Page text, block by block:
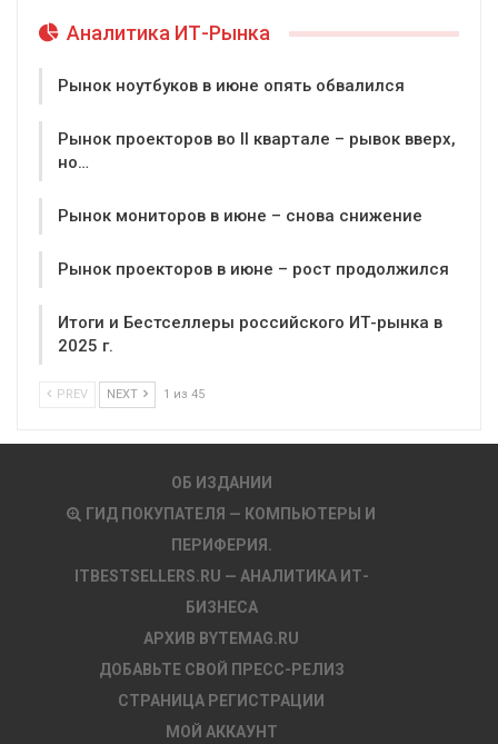
Аналитика ИТ-Рынка
Рынок ноутбуков в июне опять обвалился
Рынок проекторов во II квартале – рывок вверх,
но…
Рынок мониторов в июне – снова снижение
Рынок проекторов в июне – рост продолжился
Итоги и Бестселлеры российского ИТ-рынка в
2025 г.
PREV NEXT 1 из 45
ОБ ИЗДАНИИ
ГИД ПОКУПАТЕЛЯ — КОМПЬЮТЕРЫ И
ПЕРИФЕРИЯ.
ITBESTSELLERS.RU — АНАЛИТИКА ИТ-
БИЗНЕСА
АРХИВ BYTEMAG.RU
ДОБАВЬТЕ СВОЙ ПРЕСС-РЕЛИЗ
СТРАНИЦА РЕГИСТРАЦИИ
МОЙ АККАУНТ